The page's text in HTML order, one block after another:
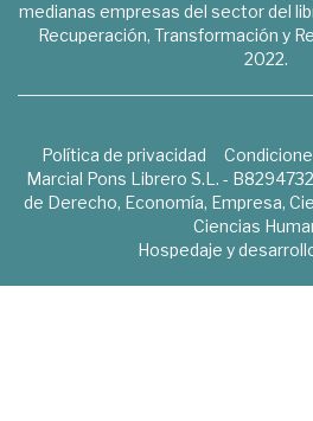
medianas empresas del sector del
Recuperación, Transformación y
2022.
Política de privacidad
Marcial Pons Librero S.L. -
de Derecho, Economía, Empresa,
Ciencias
Hospedaje y